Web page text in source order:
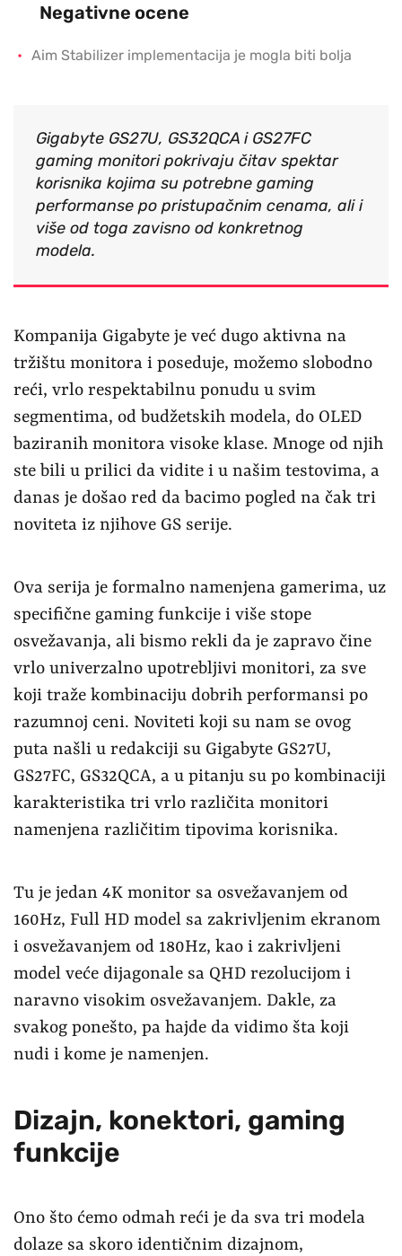
Negativne ocene
Aim Stabilizer implementacija je mogla biti bolja
Gigabyte GS27U, GS32QCA i GS27FC
gaming monitori pokrivaju čitav spektar
korisnika kojima su potrebne gaming
performanse po pristupačnim cenama, ali i
više od toga zavisno od konkretnog
modela.
Kompanija Gigabyte je već dugo aktivna na
tržištu monitora i poseduje, možemo slobodno
reći, vrlo respektabilnu ponudu u svim
segmentima, od budžetskih modela, do OLED
baziranih monitora visoke klase. Mnoge od njih
ste bili u prilici da vidite i u našim testovima, a
danas je došao red da bacimo pogled na čak tri
noviteta iz njihove GS serije.
Ova serija je formalno namenjena gamerima, uz
specifične gaming funkcije i više stope
osvežavanja, ali bismo rekli da je zapravo čine
vrlo univerzalno upotrebljivi monitori, za sve
koji traže kombinaciju dobrih performansi po
razumnoj ceni. Noviteti koji su nam se ovog
puta našli u redakciji su Gigabyte GS27U,
GS27FC, GS32QCA, a u pitanju su po kombinaciji
karakteristika tri vrlo različita monitori
namenjena različitim tipovima korisnika.
Tu je jedan 4K monitor sa osvežavanjem od
160Hz, Full HD model sa zakrivljenim ekranom
i osvežavanjem od 180Hz, kao i zakrivljeni
model veće dijagonale sa QHD rezolucijom i
naravno visokim osvežavanjem. Dakle, za
svakog ponešto, pa hajde da vidimo šta koji
nudi i kome je namenjen.
Dizajn, konektori, gaming
funkcije
Ono što ćemo odmah reći je da sva tri modela
dolaze sa skoro identičnim dizajnom,